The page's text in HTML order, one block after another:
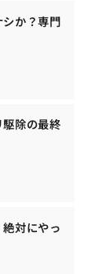
か？専門
除の最終
対にやっ